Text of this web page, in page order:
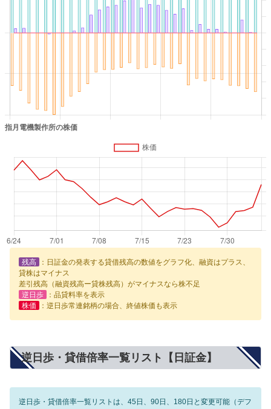
残高
：日証金の発表する貸借残高の数値をグラフ化、融資はプラス、
貸株はマイナス
差引残高（融資残高ー貸株残高）がマイナスなら株不足
逆日歩
：品貸料率を表示
株価
：逆日歩常連銘柄の場合、終値株価も表示
逆日歩・貸借倍率一覧リスト【日証金】
逆日歩・貸借倍率一覧リストは、45日、90日、180日と変更可能（デフ